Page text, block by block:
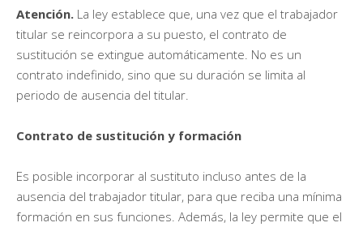
Atención. La ley establece que, una vez que el trabajador
titular se reincorpora a su puesto, el contrato de
sustitución se extingue automáticamente. No es un
contrato indefinido, sino que su duración se limita al
periodo de ausencia del titular.
Contrato de sustitución y formación
Es posible incorporar al sustituto incluso antes de la
ausencia del trabajador titular, para que reciba una mínima
formación en sus funciones. Además, la ley permite que el